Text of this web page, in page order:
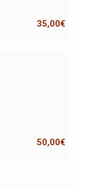
35,00€
50,00€